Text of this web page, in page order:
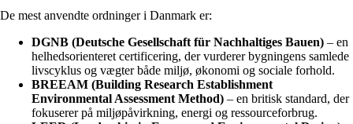
De mest anvendte ordninger i Danmark er:
DGNB (Deutsche Gesellschaft für Nachhaltiges Bauen) – en
helhedsorienteret certificering, der vurderer bygningens samlede
livscyklus og vægter både miljø, økonomi og sociale forhold.
BREEAM (Building Research Establishment
Environmental Assessment Method) – en britisk standard, der
fokuserer på miljøpåvirkning, energi og ressourceforbrug.